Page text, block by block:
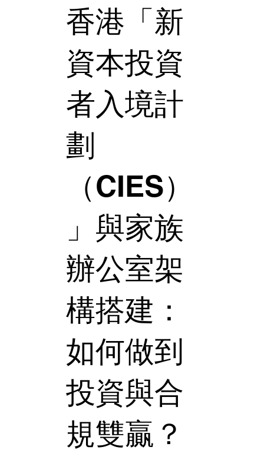
香港「新
資本投資
者入境計
劃
（CIES）
」與家族
辦公室架
構搭建：
如何做到
投資與合
規雙贏？